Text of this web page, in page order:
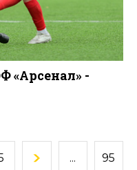
«Арсенал» -
... 95